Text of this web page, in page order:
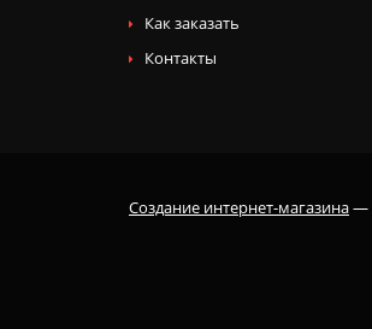
Как заказать
Контакты
Создание интернет-магазина—